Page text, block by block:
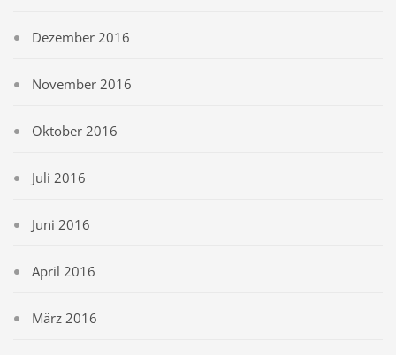
Dezember 2016
November 2016
Oktober 2016
Juli 2016
Juni 2016
April 2016
März 2016